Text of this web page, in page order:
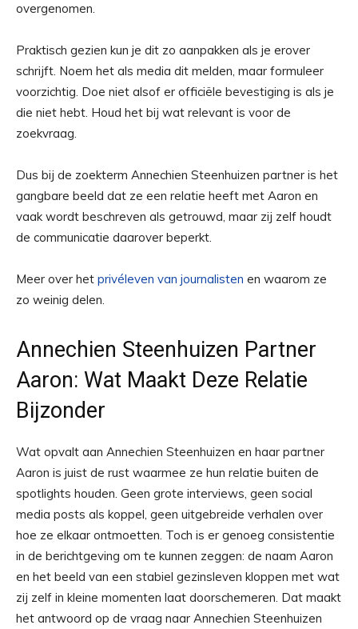
overgenomen.
Praktisch gezien kun je dit zo aanpakken als je erover
schrijft. Noem het als media dit melden, maar formuleer
voorzichtig. Doe niet alsof er officiële bevestiging is als je
die niet hebt. Houd het bij wat relevant is voor de
zoekvraag.
Dus bij de zoekterm Annechien Steenhuizen partner is het
gangbare beeld dat ze een relatie heeft met Aaron en
vaak wordt beschreven als getrouwd, maar zij zelf houdt
de communicatie daarover beperkt.
Meer over het privéleven van journalisten en waarom ze
zo weinig delen.
Annechien Steenhuizen Partner
Aaron: Wat Maakt Deze Relatie
Bijzonder
Wat opvalt aan Annechien Steenhuizen en haar partner
Aaron is juist de rust waarmee ze hun relatie buiten de
spotlights houden. Geen grote interviews, geen social
media posts als koppel, geen uitgebreide verhalen over
hoe ze elkaar ontmoetten. Toch is er genoeg consistentie
in de berichtgeving om te kunnen zeggen: de naam Aaron
en het beeld van een stabiel gezinsleven kloppen met wat
zij zelf in kleine momenten laat doorschemeren. Dat maakt
het antwoord op de vraag naar Annechien Steenhuizen